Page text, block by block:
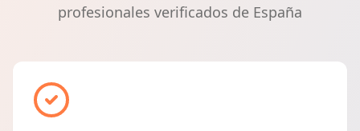
profesionales verificados de España